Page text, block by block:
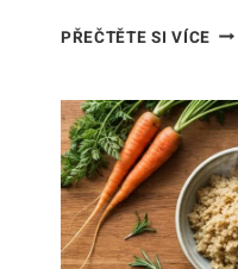
PŘEČTĚTE SI VÍCE
DO
Z:
A